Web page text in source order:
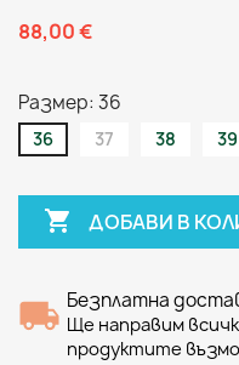
88,00 €
Размер: 36
36 37 38 39
 ДОБАВИ В
Безплатна
Ще направим
продуктите